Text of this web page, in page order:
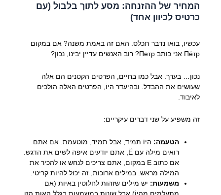
המחיר של ההזנחה: מסע לתוך בלבול (עם
כרטיס לכיוון אחד)
עכשיו, בואו נדבר תכלס. האם זה באמת משנה? אם במקום
Пётр אני כותב Петр? רוב האנשים עדיין יבינו, נכון?
נכון… בערך. אבל כמו בחיים, הפרטים הקטנים הם אלה
שעושים את ההבדל. ובהיעדר היוֹ, הפרטים האלה הולכים
לאיבוד.
זה משפיע על שני דברים עיקריים:
הטעמה: היוֹ תמיד, אבל תמיד, מוטעמת. אם אתם
רואים מילה עם Ё, אתם יודעים איפה לשים את הדגש.
אם כתוב E במקום, אתם צריכים לנחש או להכיר את
המילה מראש. במילים ארוכות, זה יכול להיות קריטי.
משמעות: יש מילים שזהות לחלוטין באיות (אם
מתעלמים מהיוֹ) אבל שונות במשמעות בגלל האות הזו.